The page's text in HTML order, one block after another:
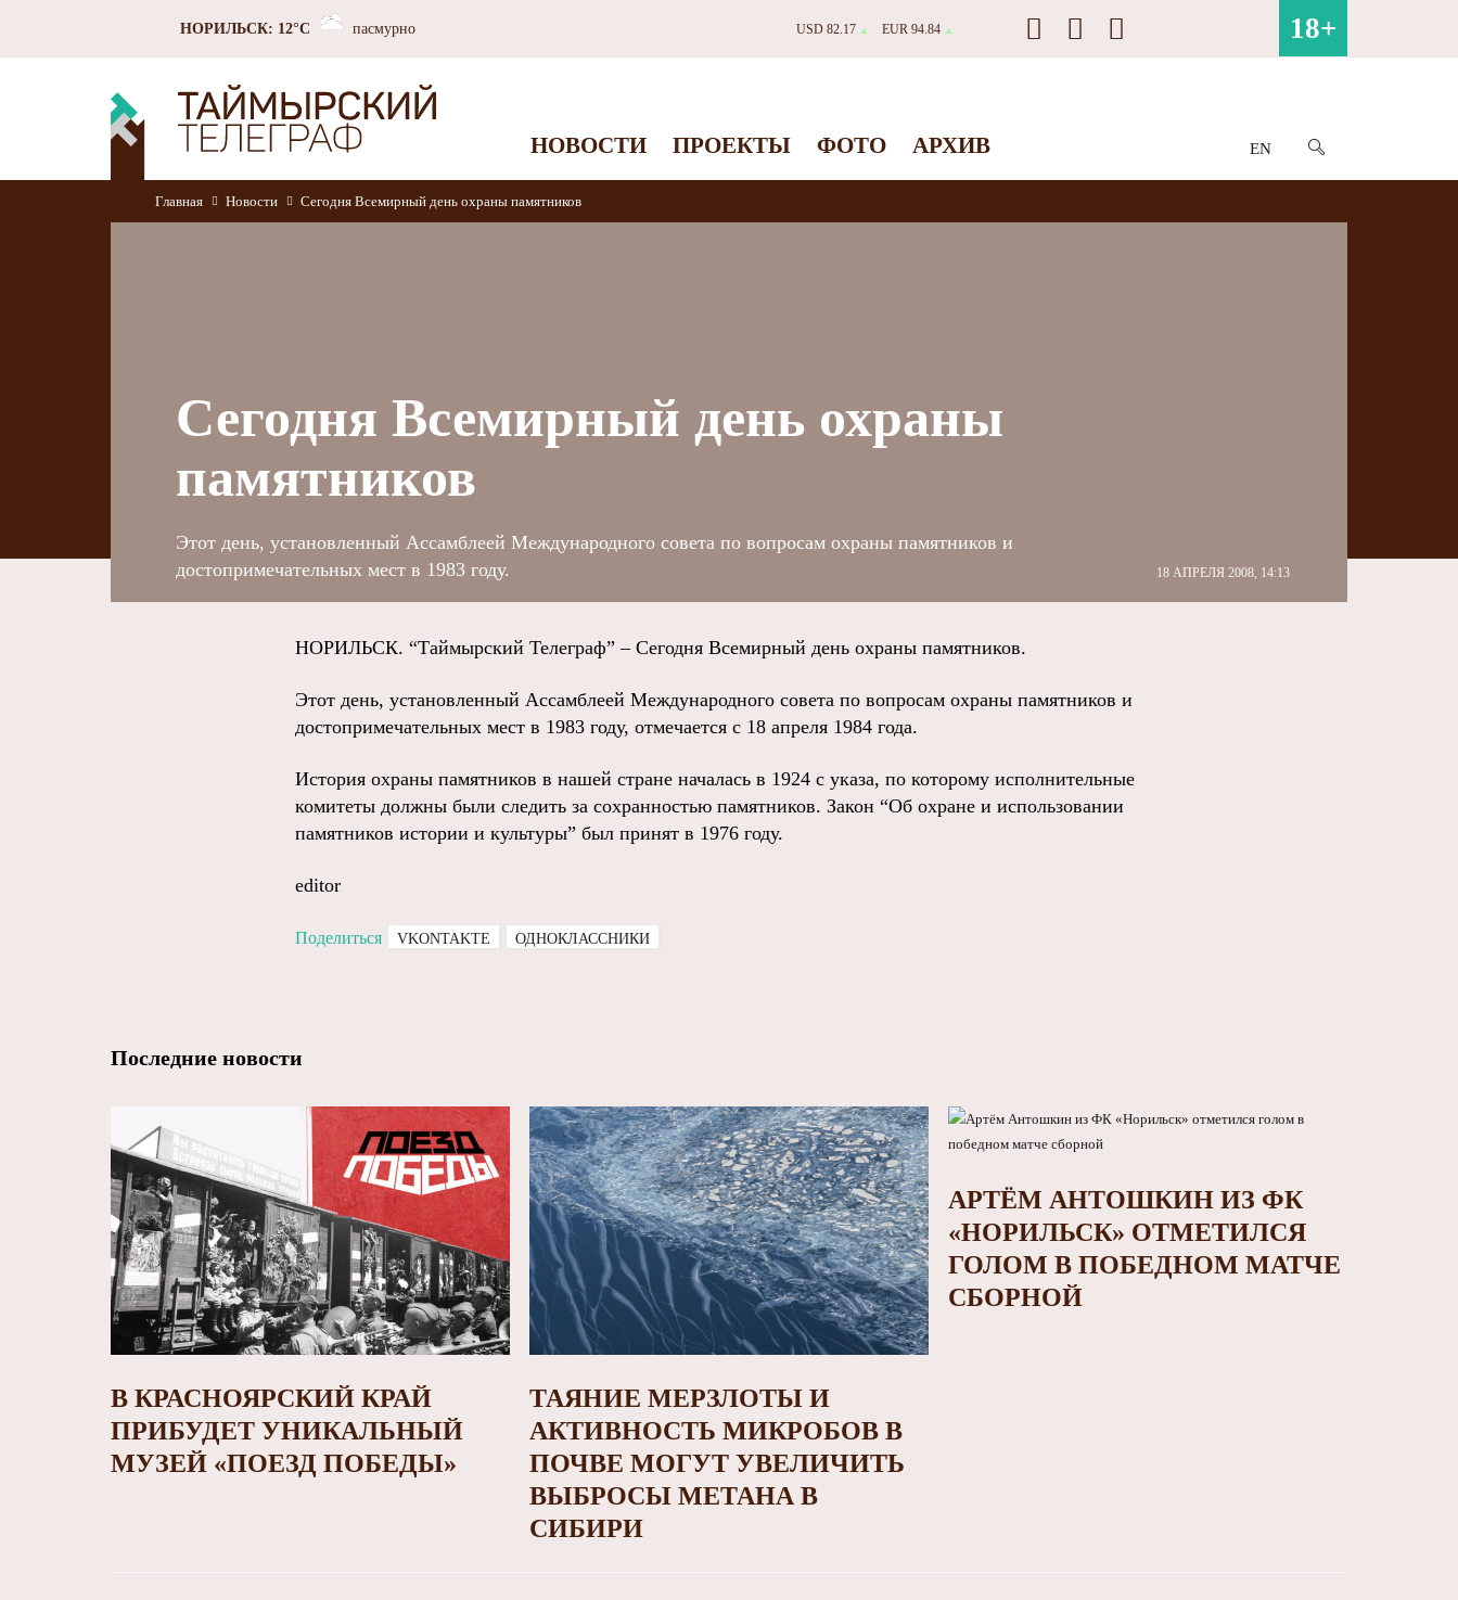
НОРИЛЬСК: 12°C пасмурно USD 82.17 ▲ EUR 94.84 ▲ 18+
НОВОСТИ ПРОЕКТЫ ФОТО АРХИВ EN
Главная Новости Сегодня Всемирный день охраны памятников
Сегодня Всемирный день охраны
памятников
18 АПРЕЛЯ 2008, 14:13
Этот день, установленный Ассамблеей Международного совета по вопросам охраны памятников и
достопримечательных мест в 1983 году.
НОРИЛЬСК. “Таймырский Телеграф” – Сегодня Всемирный день охраны памятников.
Этот день, установленный Ассамблеей Международного совета по вопросам охраны памятников и
достопримечательных мест в 1983 году, отмечается с 18 апреля 1984 года.
История охраны памятников в нашей стране началась в 1924 с указа, по которому исполнительные
комитеты должны были следить за сохранностью памятников. Закон “Об охране и использовании
памятников истории и культуры” был принят в 1976 году.
editor
Поделиться VKONTAKTE ОДНОКЛАССНИКИ
Последние новости
В КРАСНОЯРСКИЙ КРАЙ
ПРИБУДЕТ УНИКАЛЬНЫЙ
МУЗЕЙ «ПОЕЗД ПОБЕДЫ»
ТАЯНИЕ МЕРЗЛОТЫ И
АКТИВНОСТЬ МИКРОБОВ В
ПОЧВЕ МОГУТ УВЕЛИЧИТЬ
ВЫБРОСЫ МЕТАНА В
СИБИРИ
АРТЁМ АНТОШКИН ИЗ ФК
«НОРИЛЬСК» ОТМЕТИЛСЯ
ГОЛОМ В ПОБЕДНОМ МАТЧЕ
СБОРНОЙ